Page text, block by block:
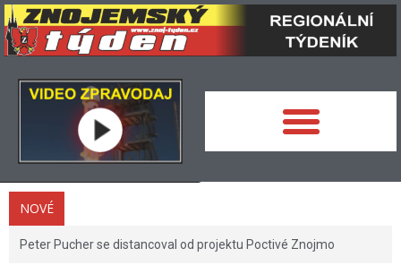
NOVÉ
Peter Pucher se distancoval od projektu Poctivé Znojmo